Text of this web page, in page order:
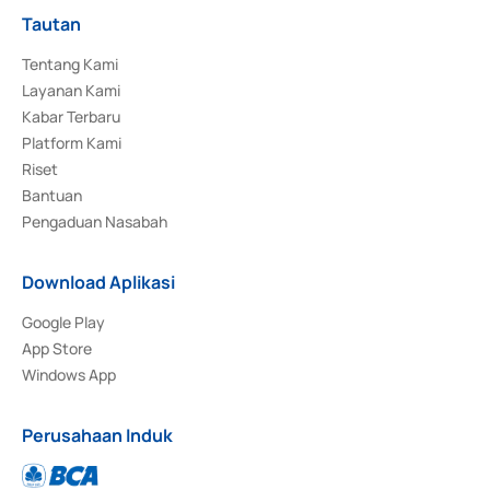
Tautan
Tentang Kami
Layanan Kami
Kabar Terbaru
Platform Kami
Riset
Bantuan
Pengaduan Nasabah
Download Aplikasi
Google Play
App Store
Windows App
Perusahaan Induk